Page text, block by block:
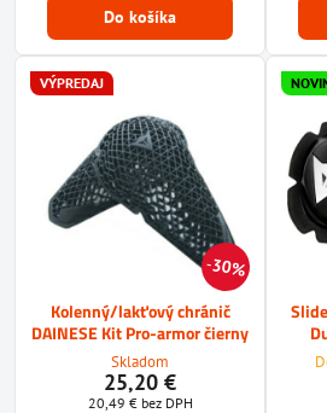
Do košíka
30%
VÝPREDAJ
Kolenný/lakťový chránič
DAINESE Kit Pro-armor čierny
Skladom
25,20 €
20,49 € bez DPH